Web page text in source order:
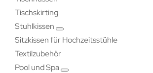
Tischskirting
Stuhlkissen
Sitzkissen für Hochzeitsstühle
Textilzubehör
Pool und Spa